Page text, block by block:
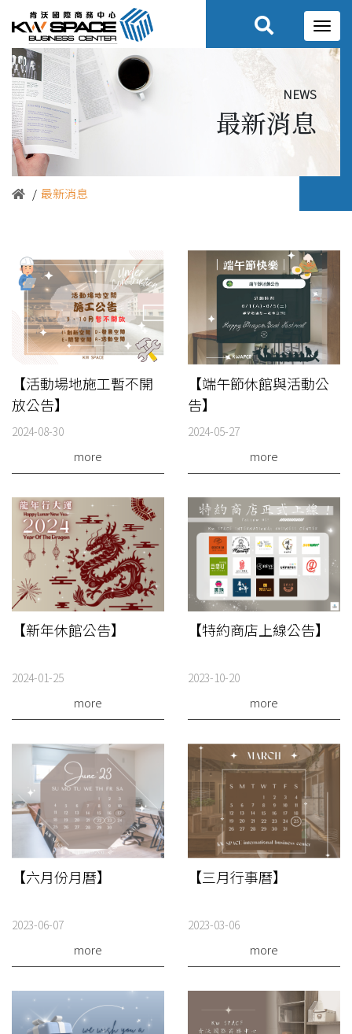
news
最新消息
最新消息
【活動場地施工暫不開
放公告】
2024-08-30
more
【端午節休館與活動公
告】
2024-05-27
more
【新年休館公告】
2024-01-25
more
【特約商店上線公告】
2023-10-20
more
【六月份月曆】
2023-06-07
more
【三月行事曆】
2023-03-06
more